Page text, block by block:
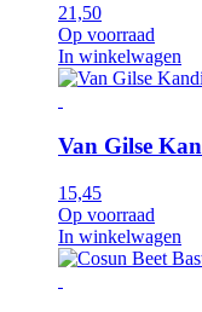
21,50
Op voorraad
In winkelwagen
Van Gilse
15,45
Op voorraad
In winkelwagen